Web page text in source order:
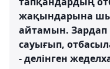
жақындарына
айтамын. Зардап
сауығып,
- делінген